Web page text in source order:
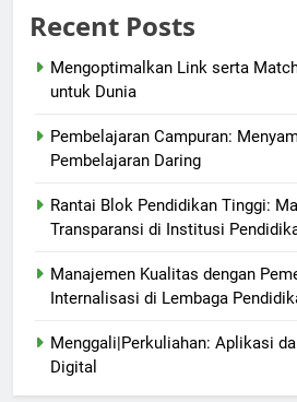
Recent Posts
Mengoptimalkan Link serta
untuk Dunia
Pembelajaran Campuran:
Pembelajaran Daring
Rantai Blok Pendidikan Tinggi:
Transparansi di Institusi
Manajemen Kualitas dengan
Internalisasi di Lembaga
Menggali|Perkuliahan: Aplikasi
Digital